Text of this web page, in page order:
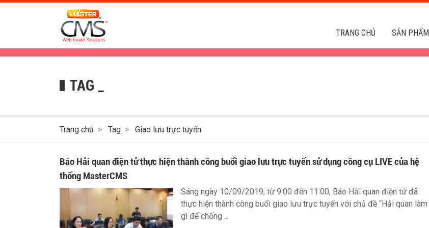
TRANG CHỦ SẢN PHẨM
TAG _
Trang chủ Tag Giao lưu trực tuyến
Báo Hải quan điện tử thực hiện thành công buổi giao lưu trực tuyến sử dụng công cụ LIVE của hệ
thống MasterCMS
Sáng ngày 10/09/2019, từ 9:00 đến 11:00, Báo Hải quan điện tử đã
thực hiện thành công buổi giao lưu trực tuyến với chủ đề “Hải quan làm
gì để chống ...